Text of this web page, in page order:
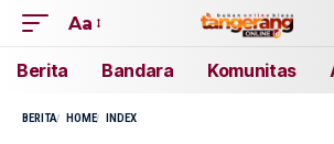
Aa
Berita Bandara Komunitas
BERITA HOME INDEX